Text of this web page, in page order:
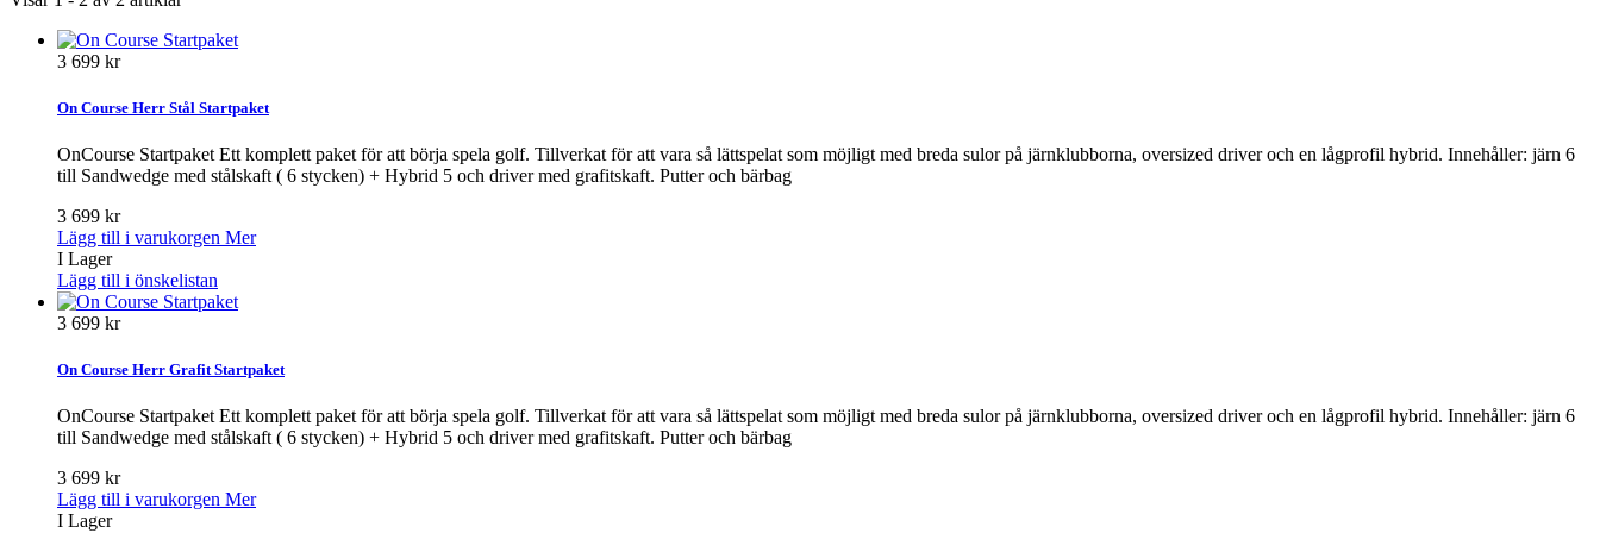
3 699 kr
On Course Herr Stål Startpaket
OnCourse Startpaket Ett komplett paket för att börja spela golf. Tillverkat för att vara så lättspelat som möjligt med breda sulor på järnklubborna, oversized driver och en lågprofil hybrid. Innehåller: järn 6
till Sandwedge med stålskaft ( 6 stycken) + Hybrid 5 och driver med grafitskaft. Putter och bärbag
3 699 kr
Lägg till i varukorgen Mer
I Lager
Lägg till i önskelistan
3 699 kr
On Course Herr Grafit Startpaket
OnCourse Startpaket Ett komplett paket för att börja spela golf. Tillverkat för att vara så lättspelat som möjligt med breda sulor på järnklubborna, oversized driver och en lågprofil hybrid. Innehåller: järn 6
till Sandwedge med stålskaft ( 6 stycken) + Hybrid 5 och driver med grafitskaft. Putter och bärbag
3 699 kr
Lägg till i varukorgen Mer
I Lager